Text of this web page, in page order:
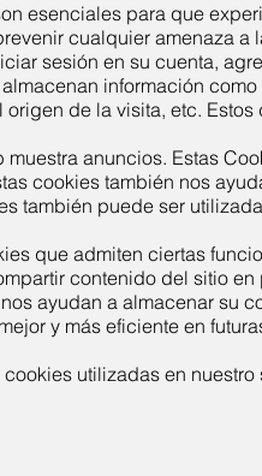
esenciales para que
cualquier amenaza
sesión en su cuenta,
información
de la visita, etc.
muestra anuncios. Estas
cookies también nos
también puede ser
que admiten ciertas
contenido del sitio
ayudan a almacenar su
y más eficiente en
utilizadas en nuestro